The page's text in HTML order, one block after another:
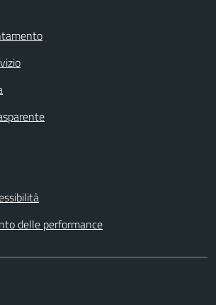
delle performance